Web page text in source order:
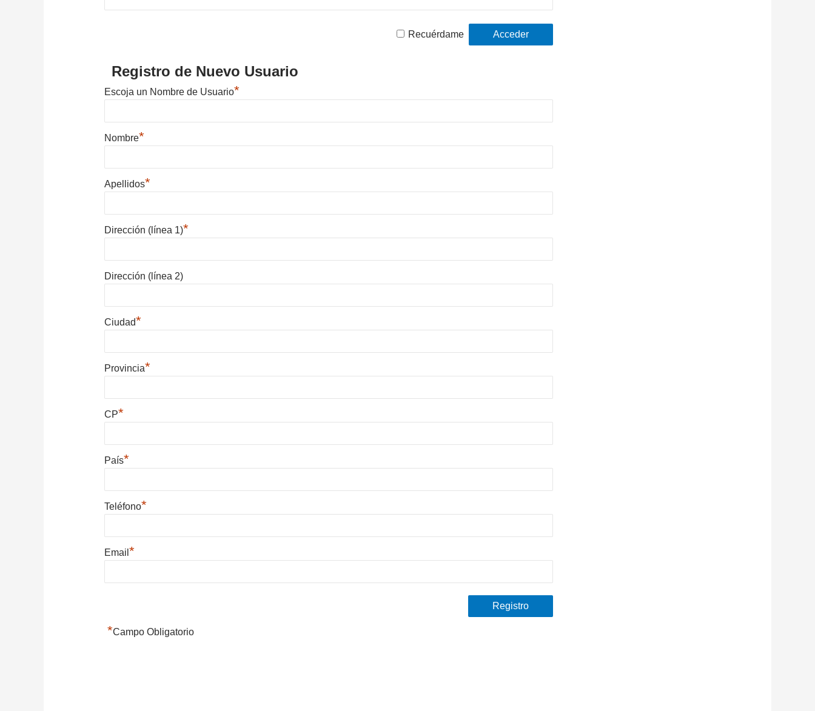
Recuérdame
Registro de Nuevo Usuario
Escoja un Nombre de Usuario*
Nombre*
Apellidos*
Dirección (línea 1)*
Dirección (línea 2)
Ciudad*
Provincia*
CP*
País*
Teléfono*
Email*
*Campo Obligatorio